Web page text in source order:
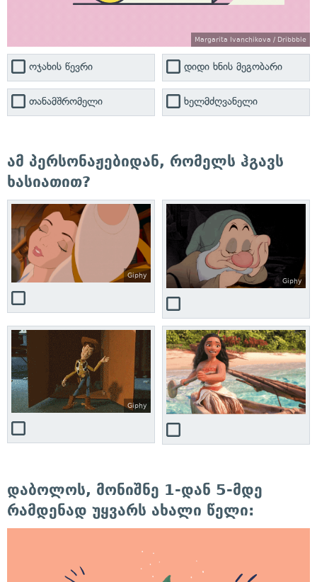
Margarita Ivanchikova / Dribbble
ოჯახის წევრი დიდი ხნის მეგობარი
თანამშრომელი ხელმძღვანელი
ამ პერსონაჟებიდან, რომელს ჰგავს
ხასიათით?
Giphy
Giphy
Giphy
დაბოლოს, მონიშნე 1-დან 5-მდე
რამდენად უყვარს ახალი წელი: